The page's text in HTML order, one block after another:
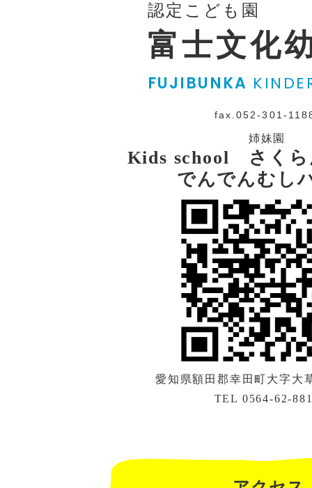
認定こども園
富士文化
FUJIBUNKA
fax.052-301-
姉妹園
Kids school さく
でんでんむし
愛知県額田郡幸田町大字大
TEL 0564-62-